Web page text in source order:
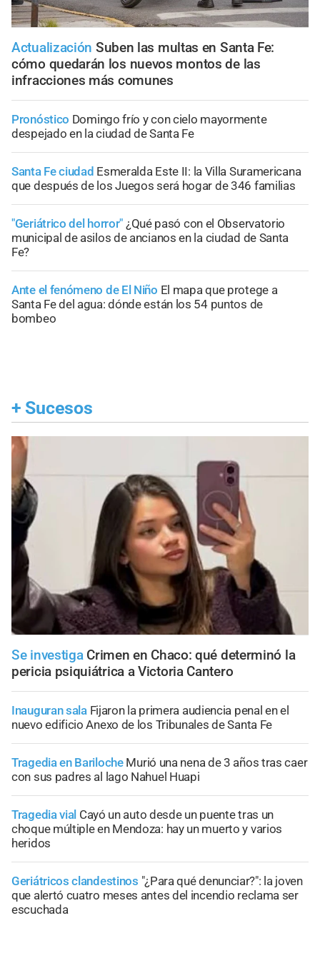
Actualización Suben las multas en Santa Fe:
cómo quedarán los nuevos montos de las
infracciones más comunes
Pronóstico Domingo frío y con cielo mayormente
despejado en la ciudad de Santa Fe
Santa Fe ciudad Esmeralda Este II: la Villa Suramericana
que después de los Juegos será hogar de 346 familias
"Geriátrico del horror" ¿Qué pasó con el Observatorio
municipal de asilos de ancianos en la ciudad de Santa
Fe?
Ante el fenómeno de El Niño El mapa que protege a
Santa Fe del agua: dónde están los 54 puntos de
bombeo
+ Sucesos
Se investiga Crimen en Chaco: qué determinó la
pericia psiquiátrica a Victoria Cantero
Inauguran sala Fijaron la primera audiencia penal en el
nuevo edificio Anexo de los Tribunales de Santa Fe
Tragedia en Bariloche Murió una nena de 3 años tras caer
con sus padres al lago Nahuel Huapi
Tragedia vial Cayó un auto desde un puente tras un
choque múltiple en Mendoza: hay un muerto y varios
heridos
Geriátricos clandestinos "¿Para qué denunciar?": la joven
que alertó cuatro meses antes del incendio reclama ser
escuchada